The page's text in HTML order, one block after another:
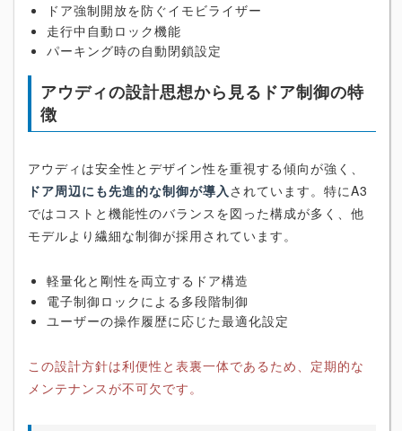
ドア強制開放を防ぐイモビライザー
走行中自動ロック機能
パーキング時の自動閉鎖設定
アウディの設計思想から見るドア制御の特
徴
アウディは安全性とデザイン性を重視する傾向が強く、
ドア周辺にも先進的な制御が導入されています。特にA3
ではコストと機能性のバランスを図った構成が多く、他
モデルより繊細な制御が採用されています。
軽量化と剛性を両立するドア構造
電子制御ロックによる多段階制御
ユーザーの操作履歴に応じた最適化設定
この設計方針は利便性と表裏一体であるため、定期的な
メンテナンスが不可欠です。